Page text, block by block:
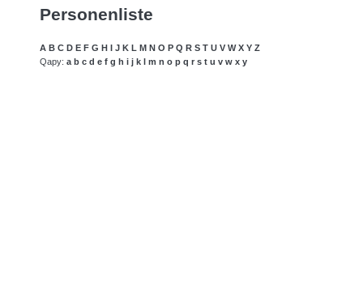
Personenliste
A B C D E F G H I J K L M N O P Q R S T U V W X Y Z
Qapy: a b c d e f g h i j k l m n o p q r s t u v w x y